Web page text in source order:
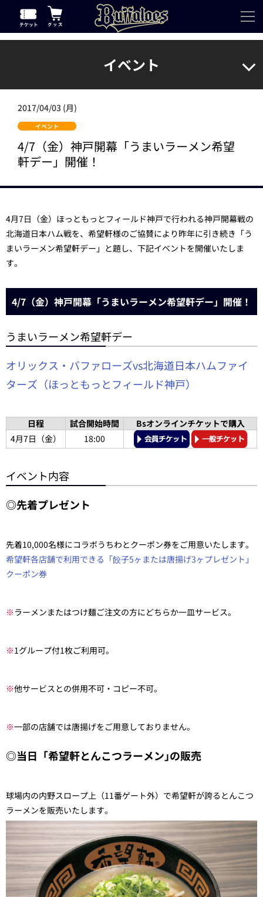
イベント
2017/04/03 (月)
イベント
4/7（金）神戸開幕「うまいラーメン希望
軒デー」開催！
4月7日（金）ほっともっとフィールド神戸で行われる神戸開幕戦の
北海道日本ハム戦を、希望軒様のご協賛により昨年に引き続き「う
まいラーメン希望軒デー」と題し、下記イベントを開催いたしま
す。
4/7（金）神戸開幕「うまいラーメン希望軒デー」開催！
うまいラーメン希望軒デー
オリックス・バファローズvs北海道日本ハムファイ
ターズ（ほっともっとフィールド神戸）
日程 試合開始時間
Bsオンラインチケットで購入
4月7日（金）
18:00
イベント内容
◎先着プレゼント
先着10,000名様にコラボうちわとクーポン券をご用意いたします。
希望軒各店舗で利用できる「餃子5ヶまたは唐揚げ3ヶプレゼント」
クーポン券
※ ラーメンまたはつけ麺ご注文の方にどちらか一皿サービス。
※1グループ付1枚ご利用可。
※他サービスとの併用不可・コピー不可。
※一部の店舗では唐揚げをご用意しておりません。
◎当日「希望軒とんこつラーメン｣の販売
球場内の内野スロープ上（11番ゲート外）で希望軒が誇るとんこつ
ラーメンを販売いたします。